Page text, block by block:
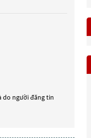
do người đăng tin